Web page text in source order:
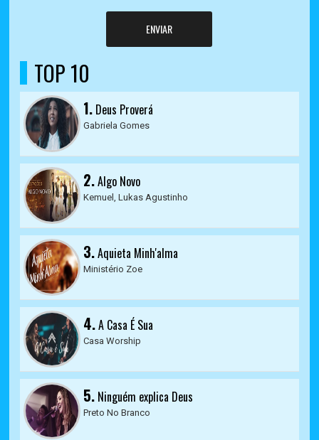
ENVIAR
TOP 10
1. Deus Proverá
Gabriela Gomes
2.Algo Novo
Kemuel, Lukas Agustinho
3.Aquieta Minh'alma
Ministério Zoe
4.A Casa É Sua
Casa Worship
5. Ninguém explica Deus
Preto No Branco